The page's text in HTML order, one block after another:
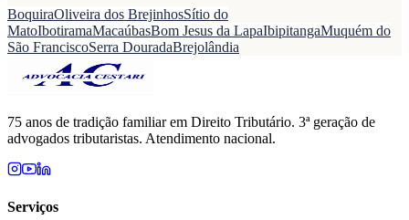
BoquiraOliveira dos BrejinhosSítio do
MatoIbotiramaMacaúbasBom Jesus da LapaIbipitangaMuquém do
São FranciscoSerra DouradaBrejolândia
75 anos de tradição familiar em Direito Tributário. 3ª geração de
advogados tributaristas. Atendimento nacional.
Serviços